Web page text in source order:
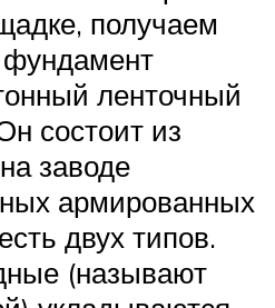
получаем
ленточный
состоит из
заводе
армированных
двух типов.
(называют